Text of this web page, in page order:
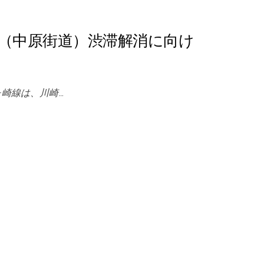
中原街道）渋滞解消に向け
線は、川崎…